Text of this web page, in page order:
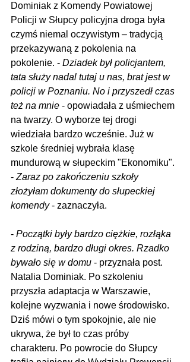
Dominiak z Komendy Powiatowej
Policji w Słupcy policyjna droga była
czymś niemal oczywistym – tradycją
przekazywaną z pokolenia na
pokolenie. - Dziadek był policjantem,
tata służy nadal tutaj u nas, brat jest w
policji w Poznaniu. No i przyszedł czas
też na mnie - opowiadała z uśmiechem
na twarzy. O wyborze tej drogi
wiedziała bardzo wcześnie. Już w
szkole średniej wybrała klasę
mundurową w słupeckim "Ekonomiku".
- Zaraz po zakończeniu szkoły
złożyłam dokumenty do słupeckiej
komendy - zaznaczyła.
- Początki były bardzo ciężkie, rozłąka
z rodziną, bardzo długi okres. Rzadko
bywało się w domu - przyznała post.
Natalia Dominiak. Po szkoleniu
przyszła adaptacja w Warszawie,
kolejne wyzwania i nowe środowisko.
Dziś mówi o tym spokojnie, ale nie
ukrywa, że był to czas próby
charakteru. Po powrocie do Słupcy